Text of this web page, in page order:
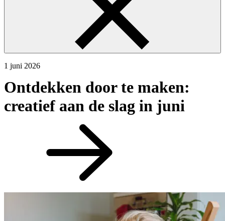
1 juni 2026
Ontdekken door te maken:
creatief aan de slag in juni